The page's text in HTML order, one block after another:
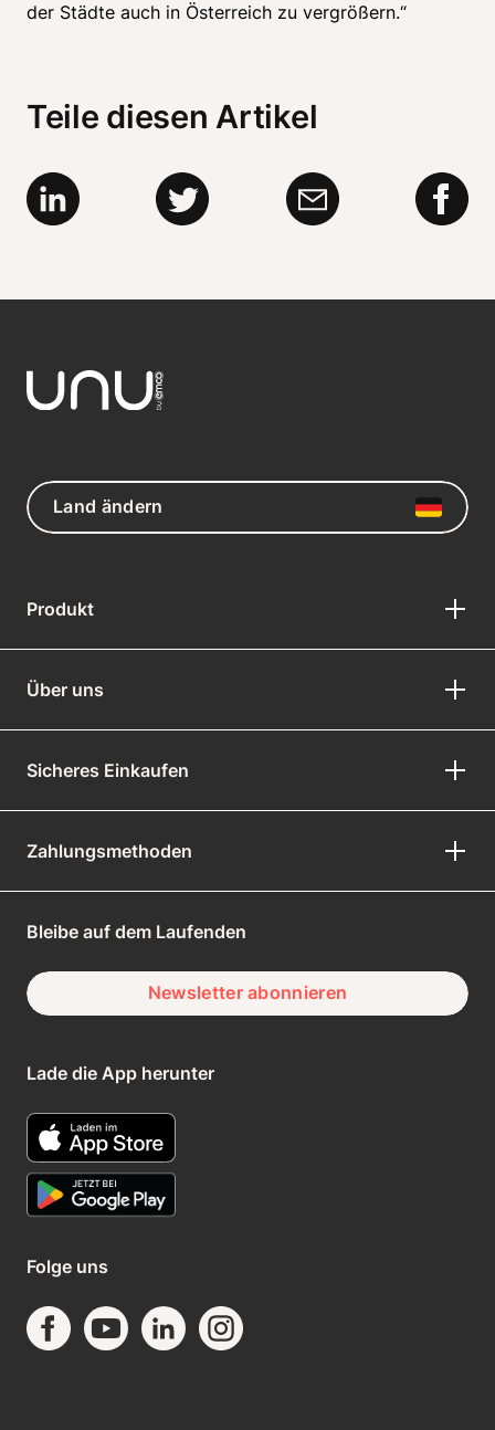
der Städte auch in Österreich zu vergrößern.“
Teile diesen Artikel
Land ändern
Produkt
Über uns
Zahlungsmethoden
Sicheres Einkaufen
Bleibe auf dem Laufenden
Newsletter abonnieren
Lade die App herunter
Folge uns